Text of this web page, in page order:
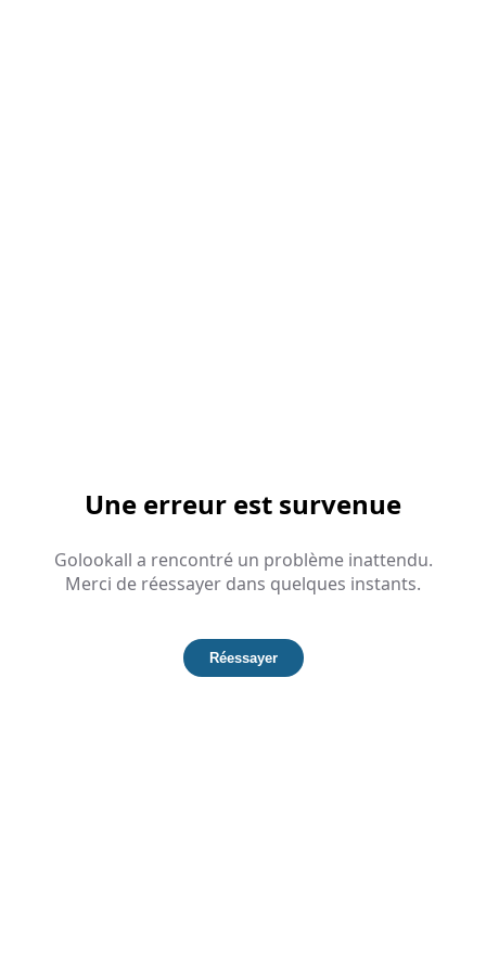
Une erreur est survenue
Golookall a rencontré un problème inattendu.
Merci de réessayer dans quelques instants.
Réessayer